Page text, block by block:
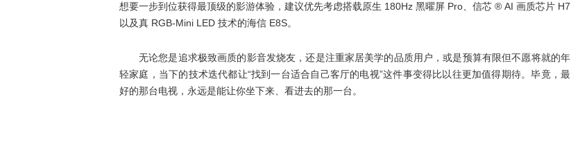
想要一步到位获得最顶级的影游体验，建议优先考虑搭载原生 180Hz 黑曜屏 Pro、信芯 ® AI 画质芯片 H7
以及真 RGB-Mini LED 技术的海信 E8S。
无论您是追求极致画质的影音发烧友，还是注重家居美学的品质用户，或是预算有限但不愿将就的年
轻家庭，当下的技术迭代都让“找到一台适合自己客厅的电视”这件事变得比以往更加值得期待。毕竟，最
好的那台电视，永远是能让你坐下来、看进去的那一台。